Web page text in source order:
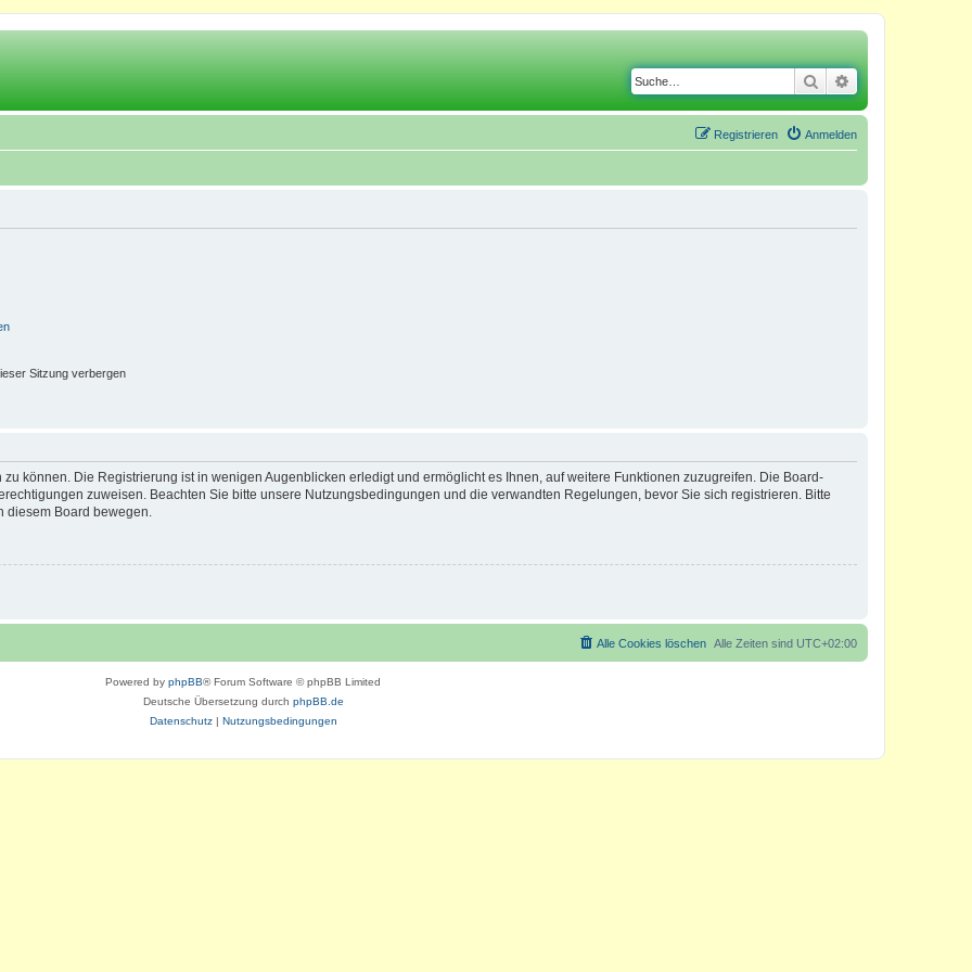
Suche
Anmelden
Registrieren
Sitzung verbergen
können. Die Registrierung ist in wenigen Augenblicken erledigt und ermöglicht es Ihnen, auf weitere Funktionen zuzugreifen. Die Board-
zuweisen. Beachten Sie bitte unsere Nutzungsbedingungen und die verwandten Regelungen, bevor Sie sich registrieren. Bitte
Board bewegen.
Alle Zeiten sind UTC+02:00
Alle Cookies löschen
Powered by phpBB® Forum Software © phpBB Limited
Deutsche Übersetzung durch phpBB.de
Datenschutz| Nutzungsbedingungen